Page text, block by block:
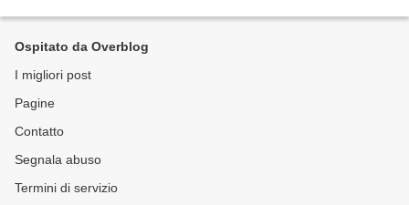
Ospitato da Overblog
I migliori post
Pagine
Contatto
Segnala abuso
Termini di servizio